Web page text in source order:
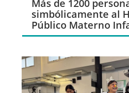
Más de 1200
simbólicamente al
Público Materno